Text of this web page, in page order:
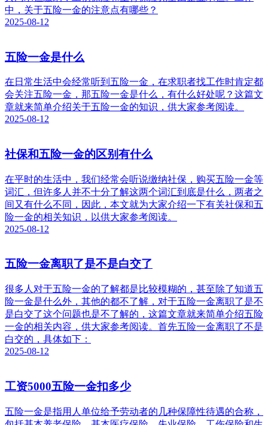
中，关于五险一金的注意点有哪些？
2025-08-12
五险一金是什么
在日常生活中会经常听到五险一金，在求职者找工作时肯定都
会关注五险一金，那五险一金是什么，有什么好处呢？这篇文
章就来简单介绍关于五险一金的知识，供大家参考阅读。
2025-08-12
社保和五险一金的区别有什么
在平时的生活中，我们经常会听说缴纳社保，购买五险一金等
词汇，但许多人并不十分了解这两个词汇到底是什么，两者之
间又有什么不同，因此，本文就为大家介绍一下有关社保和五
险一金的相关知识，以供大家参考阅读。
2025-08-12
五险一金离职了是不是白交了
很多人对于五险一金的了解都是比较模糊的，甚至除了知道五
险一金是什么外，其他的都不了解，对于五险一金离职了是不
是白交了这个问题也是不了解的，这篇文章就来简单介绍五险
一金的相关内容，供大家参考阅读。首先五险一金离职了不是
白交的，具体如下：
2025-08-12
工资5000五险一金扣多少
五险一金是指用人单位给予劳动者的几种保障性待遇的合称，